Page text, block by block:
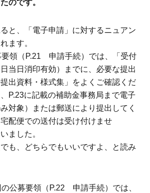
のです。
と、「電子申請」に対するニュアン
ます。
要領（P.21 申請手続）では、「受付
当日消印有効）までに、必要な提出
出資料・様式集」をよくご確認くだ
P.23に記載の補助金事務局まで電子
対象）または郵送により提出してく
配便での送付は受け付けませ
ました。
も、どちらでもいいですよ、と読み
公募要領（P.22 申請手続）では、